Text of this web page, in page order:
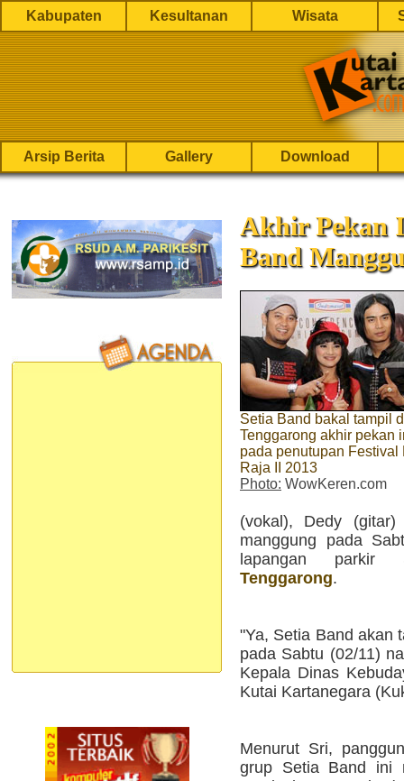
Kabupaten Kesultanan Wisata
Arsip Berita Gallery Download
Akhir Pekan
Band
Setia Band bakal tampil
Tenggarong akhir pekan
pada penutupan Festival
Raja II 2013
Photo: WowKeren.com
(vokal), Dedy
manggung pada
lapangan parkir
Tenggarong.
"Ya, Setia Band akan
pada Sabtu (02/11)
Kepala Dinas
Kutai Kartanegara
Menurut Sri,
grup Setia Band ini